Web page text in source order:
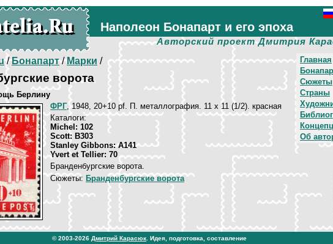
Наполеон Бонапарт и его эпоха
Авторский проект Дмитрия
Главная
Сюжеты
Страны
Об
/Бонапарт/Марки /
ворота
Берлину
ФРГ, 1948, 20+10 pf. П. металлография. 11 х 11 (1/2). красная
Каталоги:
Michel: 102
Scott: B303
Stanley Gibbons: A141
Yvert et Tellier: 70
Бранденбургские ворота.
Сюжеты: Бранденбургские ворота
© 2003-2026 Дмитрий Карасюк . Идея, подготовка, составление